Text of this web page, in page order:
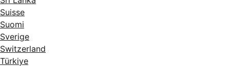
Suisse
Suomi
Sverige
Switzerland
Türkiye